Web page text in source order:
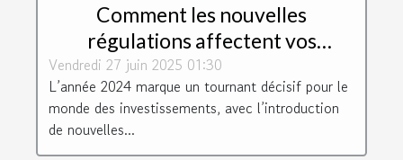
Comment les nouvelles
régulations affectent vos
investissements en 2024 ?
Vendredi 27 juin 2025 01:30
L’année 2024 marque un tournant décisif pour le
monde des investissements, avec l’introduction
de nouvelles...